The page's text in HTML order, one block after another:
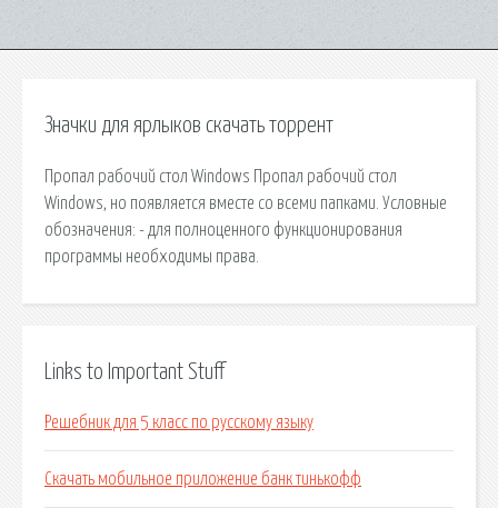
Значки для ярлыков скачать торрент
Пропал рабочий стол Windows Пропал рабочий стол
Windows, но появляется вместе со всеми папками. Условные
обозначения: - для полноценного функционирования
программы необходимы права.
Links to Important Stuff
Решебник для 5 класс по русскому языку
Скачать мобильное приложение банк тинькофф